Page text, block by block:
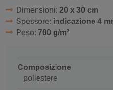
Dimensioni: 20 x 30 cm
Spessore: indicazione 4
Peso: 700 g/m²
Composizione
poliestere